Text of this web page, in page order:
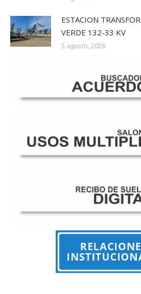
ESTACION
VERDE 132-33 KV
5 agosto, 2026